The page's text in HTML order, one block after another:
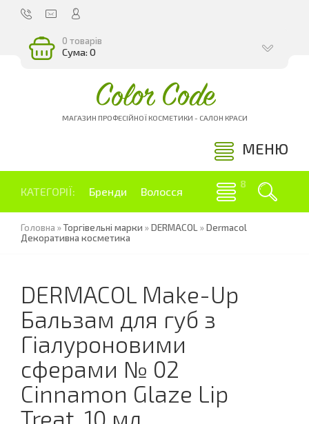
0 товарів
Сума: 0
Color Code
МАГАЗИН ПРОФЕСІЙНОЇ КОСМЕТИКИ - САЛОН КРАСИ
МЕНЮ
КАТЕГОРІЇ: Бренди Волосся
Головна »Торгівельні марки »DERMACOL »Dermacol
Декоративна косметика
DERMACOL Make-Up
Бальзам для губ з
Гіалуроновими
сферами № 02
Cinnamon Glaze Lip
Treat, 10 мл